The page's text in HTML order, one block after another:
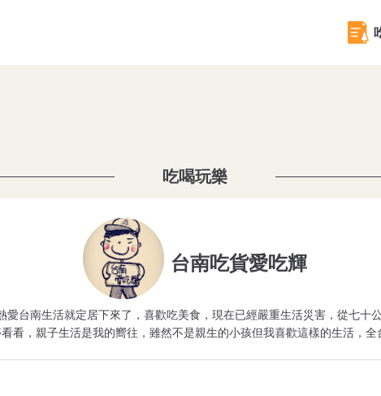
吃喝玩樂
台南吃貨愛吃輝
愛台南生活就定居下來了，喜歡吃美食，現在已經嚴重生活災害，從七十
看，親子生活是我的嚮往，雖然不是親生的小孩但我喜歡這樣的生活，